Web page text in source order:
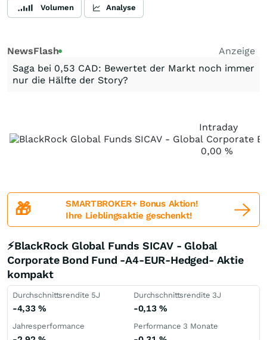
Volumen Analyse
NewsFlash
Anzeige
Saga bei 0,53 CAD: Bewertet der Markt noch immer
nur die Hälfte der Story?
Intraday
0,00 %
🎁
SMARTBROKER+ Bonus Aktion!
Ihre Lieblingsaktie geschenkt!
⚡BlackRock Global Funds SICAV - Global
Corporate Bond Fund -A4-EUR-Hedged- Aktie
kompakt
Durchschnittsrendite 5J
-4,33%
Durchschnittsrendite 3J
-0,13%
Jahresperformance Performance 3 Monate